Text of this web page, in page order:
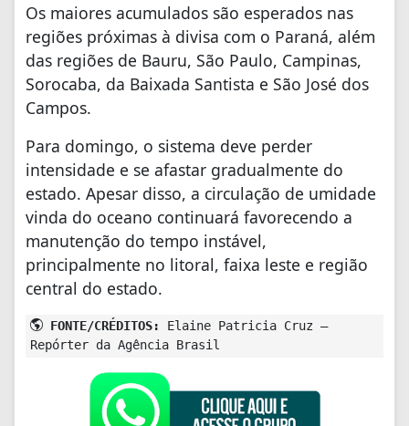
Os maiores acumulados são esperados nas
regiões próximas à divisa com o Paraná, além
das regiões de Bauru, São Paulo, Campinas,
Sorocaba, da Baixada Santista e São José dos
Campos.
Para domingo, o sistema deve perder
intensidade e se afastar gradualmente do
estado. Apesar disso, a circulação de umidade
vinda do oceano continuará favorecendo a
manutenção do tempo instável,
principalmente no litoral, faixa leste e região
central do estado.
FONTE/CRÉDITOS:
Elaine Patricia Cruz –
Repórter da Agência Brasil